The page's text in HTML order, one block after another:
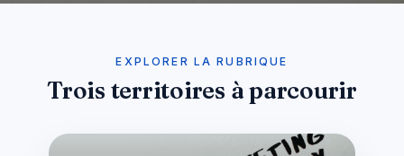
EXPLORER LA RUBRIQUE
Trois territoires à parcourir